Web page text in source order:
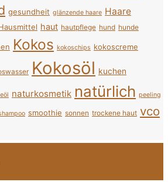
gesundheit glänzende haare Haare
haut hautpflege hund hunde
Kokos kokoschips kokoscreme
Kokosöl kuchen
naturkosmetik natürlich peeling
smoothie sonnen trockene haut vco